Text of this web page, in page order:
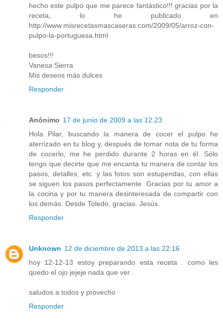
hecho este pulpo que me parece fantástico!!! gracias por la
receta, lo he publicado en
http://www.misrecetasmascaseras.com/2009/05/arroz-con-
pulpo-la-portuguesa.html
besos!!!
Vanesa Sierra
Mis deseos más dulces
Responder
Anónimo 17 de junio de 2009 a las 12:23
Hola Pilar, buscando la manera de cocer el pulpo he
aterrizado en tu blog y, después de tomar nota de tu forma
de cocerlo, me he perdido durante 2 horas en él. Sólo
tengo que decirte que me encanta tu manera de contar los
pasos, detalles, etc. y las fotos son estupendas, con ellas
se siguen los pasos perfectamente. Gracias por tu amor a
la cocina y por tu manera desinteresada de compartir con
los demás. Desde Toledo, gracias. Jesús.
Responder
Unknown 12 de diciembre de 2013 a las 22:16
hoy 12-12-13 estoy preparando esta receta . como les
quedo el ojo jejeje nada que ver .
saludos a todos y provecho
Responder